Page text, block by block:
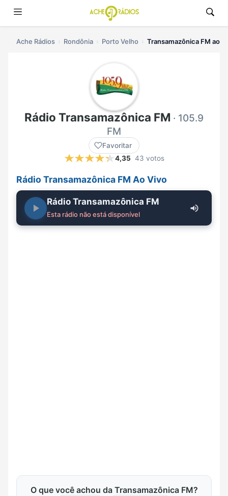
Ache Rádios Rondônia Porto Velho Transamazônica FM ao
Rádio Transamazônica FM · 105.9
FM
Favoritar
4,35 43 votos
Rádio Transamazônica FM Ao Vivo
Rádio Transamazônica FM
Esta rádio não está disponível
O que você achou da Transamazônica FM?